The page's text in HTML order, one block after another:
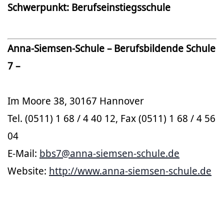
Schwerpunkt: Berufseinstiegsschule
Anna-Siemsen-Schule – Berufsbildende Schule
7 –
Im Moore 38, 30167 Hannover
Tel. (0511) 1 68 / 4 40 12, Fax (0511) 1 68 / 4 56
04
E-Mail: bbs7@anna-siemsen-schule.de
Website: http://www.anna-siemsen-schule.de